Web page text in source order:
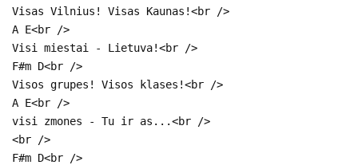
Visas Vilnius! Visas Kaunas!<br />
A E<br />
Visi miestai - Lietuva!<br />
F#m D<br />
Visos grupes! Visos klases!<br />
A E<br />
visi zmones - Tu ir as...<br />
<br />
F#m D<br />